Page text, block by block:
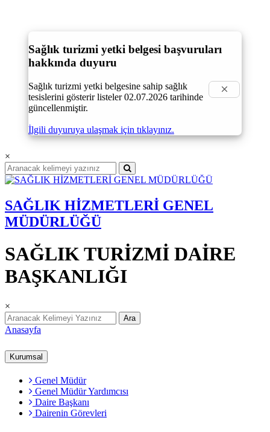
Sağlık turizmi yetki belgesi başvuruları
hakkında duyuru
×
Sağlık turizmi yetki belgesine sahip sağlık
tesislerini gösterir listeler 02.07.2026 tarihinde
güncellenmiştir.
İlgili duyuruya ulaşmak için tıklayınız.
×
SAĞLIK HİZMETLERİ GENEL
MÜDÜRLÜĞÜ
SAĞLIK TURİZMİ DAİRE
BAŞKANLIĞI
×
Ara
Anasayfa
Kurumsal
Genel Müdür
Genel Müdür Yardımcısı
Daire Başkanı
Dairenin Görevleri